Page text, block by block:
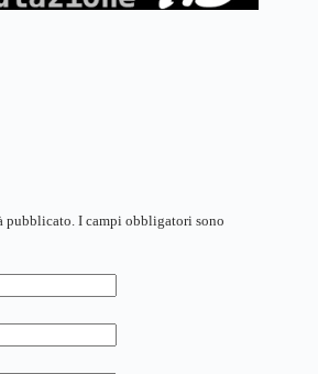
pubblicato. I campi obbligatori sono